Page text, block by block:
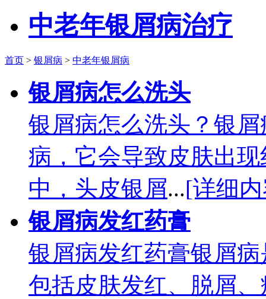
中老年银屑病治疗
首页 > 银屑病 > 中老年银屑病
银屑病怎么洗头
银屑病怎么洗头？银
病，它会导致皮肤出
中，头皮银屑...[详细
银屑病发红药膏
银屑病发红药膏银屑
包括皮肤发红、脱屑